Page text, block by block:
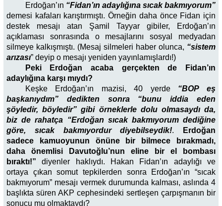
Erdoğan’ın “Fidan’ın adaylığına sıcak bakmıyorum”
demesi kafaları karıştırmıştı. Örneğin daha önce Fidan için
destek mesajı atan Şamil Tayyar gibiler, Erdoğan’ın
açıklaması sonrasında o mesajlarını sosyal medyadan
silmeye kalkışmıştı. (Mesaj silmeleri haber olunca, “sistem
arızası” deyip o mesajı yeniden yayınlamışlardı!)
Peki Erdoğan acaba gerçekten de Fidan’ın
adaylığına karşı mıydı?
Keşke Erdoğan’ın mazisi, 40 yerde“BOP eş
başkanıydım” dedikten sonra “bunu iddia eden
şöyledir, böyledir” gibi örneklerle dolu olmasaydı da,
biz de rahatça “Erdoğan sıcak bakmıyorum dediğine
göre, sıcak bakmıyordur
diyebilseydik!.
Erdoğan
sadece kamuoyunun önüne bir bilmece bırakmadı,
daha önemlisi Davutoğlu’nun eline bir el bombası
bıraktı!”diyenler haklıydı. Hakan Fidan’ın adaylığı ve
ortaya çıkan somut tepkilerden sonra Erdoğan’ın “sıcak
bakmıyorum” mesajı vermek durumunda kalması, aslında 4
başlıkta süren AKP cephesindeki sertleşen çarpışmanın bir
sonucu mu olmaktaydı?